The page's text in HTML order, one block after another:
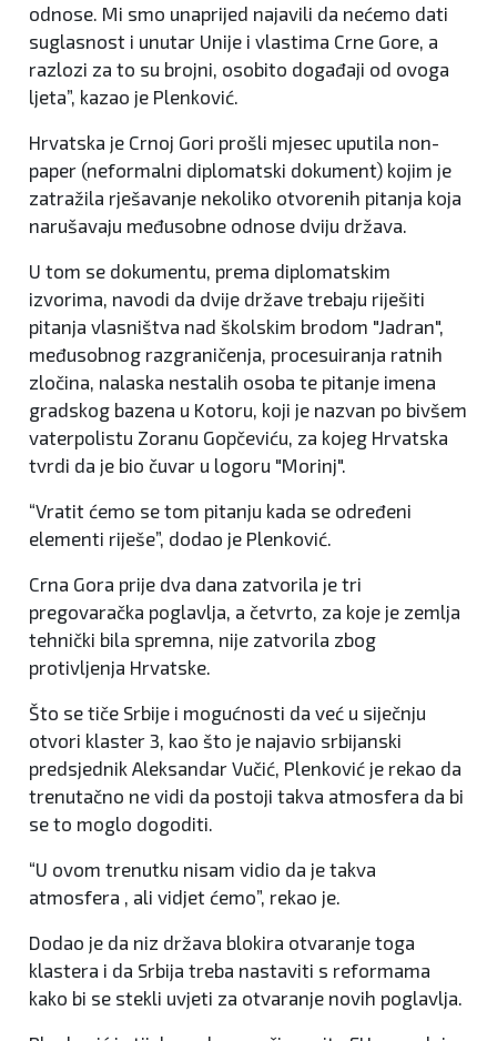
odnose. Mi smo unaprijed najavili da nećemo dati
suglasnost i unutar Unije i vlastima Crne Gore, a
razlozi za to su brojni, osobito događaji od ovoga
ljeta”, kazao je Plenković.
Hrvatska je Crnoj Gori prošli mjesec uputila non-
paper (neformalni diplomatski dokument) kojim je
zatražila rješavanje nekoliko otvorenih pitanja koja
narušavaju međusobne odnose dviju država.
U tom se dokumentu, prema diplomatskim
izvorima, navodi da dvije države trebaju riješiti
pitanja vlasništva nad školskim brodom "Jadran",
međusobnog razgraničenja, procesuiranja ratnih
zločina, nalaska nestalih osoba te pitanje imena
gradskog bazena u Kotoru, koji je nazvan po bivšem
vaterpolistu Zoranu Gopčeviću, za kojeg Hrvatska
tvrdi da je bio čuvar u logoru "Morinj".
“Vratit ćemo se tom pitanju kada se određeni
elementi riješe”, dodao je Plenković.
Crna Gora prije dva dana zatvorila je tri
pregovaračka poglavlja, a četvrto, za koje je zemlja
tehnički bila spremna, nije zatvorila zbog
protivljenja Hrvatske.
Što se tiče Srbije i mogućnosti da već u siječnju
otvori klaster 3, kao što je najavio srbijanski
predsjednik Aleksandar Vučić, Plenković je rekao da
trenutačno ne vidi da postoji takva atmosfera da bi
se to moglo dogoditi.
“U ovom trenutku nisam vidio da je takva
atmosfera , ali vidjet ćemo”, rekao je.
Dodao je da niz država blokira otvaranje toga
klastera i da Srbija treba nastaviti s reformama
kako bi se stekli uvjeti za otvaranje novih poglavlja.